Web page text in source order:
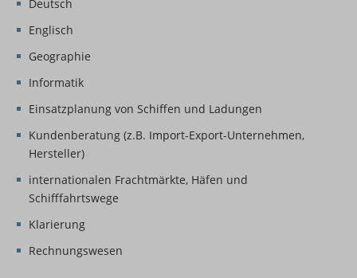
Deutsch
Englisch
Geographie
Informatik
Einsatzplanung von Schiffen und Ladungen
Kundenberatung (z.B. Import-Export-Unternehmen,
Hersteller)
internationalen Frachtmärkte, Häfen und
Schifffahrtswege
Klarierung
Rechnungswesen